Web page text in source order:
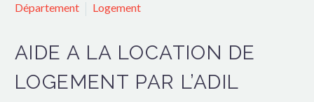
Département
Logement
AIDE A LA LOCATION DE
LOGEMENT PAR L’ADIL